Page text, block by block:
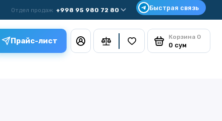
Отдел продаж +998 95 980 72 80
Прайс-лист Корзина 0
0 сум